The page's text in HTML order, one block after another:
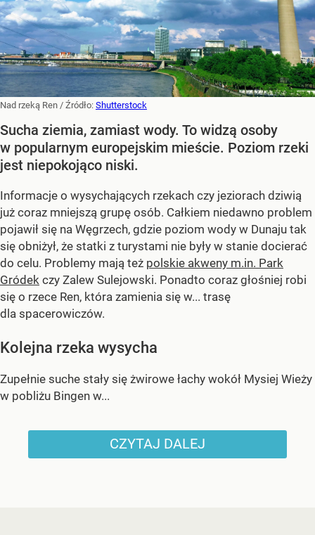
Nad rzeką Ren / Źródło: Shutterstock
Sucha ziemia, zamiast wody. To widzą osoby
w popularnym europejskim mieście. Poziom rzeki
jest niepokojąco niski.
Informacje o wysychających rzekach czy jeziorach dziwią
już coraz mniejszą grupę osób. Całkiem niedawno problem
pojawił się na Węgrzech, gdzie poziom wody w Dunaju tak
się obniżył, że statki z turystami nie były w stanie docierać
do celu. Problemy mają też polskie akweny m.in. Park
Gródek czy Zalew Sulejowski. Ponadto coraz głośniej robi
się o rzece Ren, która zamienia się w... trasę
dla spacerowiczów.
Kolejna rzeka wysycha
Zupełnie suche stały się żwirowe łachy wokół Mysiej Wieży
w pobliżu Bingen w...
CZYTAJ DALEJ